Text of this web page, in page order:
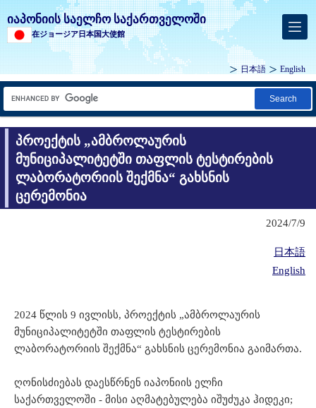
იაპონიის საელჩო საქართველოში
在ジョージア日本国大使館
日本語 English
Search
პროექტის „ამბროლაურის
მუნიციპალიტეტში თაფლის ტესტირების
ლაბორატორიის შექმნა“ გახსნის
ცერემონია
2024/7/9
日本語
English
2024 წლის 9 ივლისს, პროექტის „ამბროლაურის
მუნიციპალიტეტში თაფლის ტესტირების
ლაბორატორიის შექმნა“ გახსნის ცერემონია გაიმართა.
ღონისძიებას დაესწრნენ იაპონიის ელჩი
საქართველოში - მისი აღმატებულება იშუძუკა ჰიდეკი;